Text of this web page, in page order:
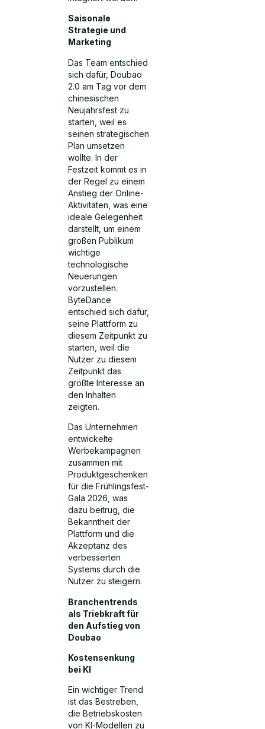
Saisonale
Strategie und
Marketing
Das Team entschied
sich dafür, Doubao
2.0 am Tag vor dem
chinesischen
Neujahrsfest zu
starten, weil es
seinen strategischen
Plan umsetzen
wollte. In der
Festzeit kommt es in
der Regel zu einem
Anstieg der Online-
Aktivitäten, was eine
ideale Gelegenheit
darstellt, um einem
großen Publikum
wichtige
technologische
Neuerungen
vorzustellen.
ByteDance
entschied sich dafür,
seine Plattform zu
diesem Zeitpunkt zu
starten, weil die
Nutzer zu diesem
Zeitpunkt das
größte Interesse an
den Inhalten
zeigten.
Das Unternehmen
entwickelte
Werbekampagnen
zusammen mit
Produktgeschenken
für die Frühlingsfest-
Gala 2026, was
dazu beitrug, die
Bekanntheit der
Plattform und die
Akzeptanz des
verbesserten
Systems durch die
Nutzer zu steigern.
Branchentrends
als Triebkraft für
den Aufstieg von
Doubao
Kostensenkung
bei KI
Ein wichtiger Trend
ist das Bestreben,
die Betriebskosten
von KI-Modellen zu